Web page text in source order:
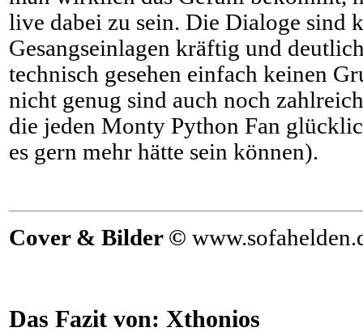
live dabei zu sein. Die Dialoge sind
Gesangseinlagen kräftig und
technisch gesehen einfach keinen
nicht genug sind auch noch
die jeden Monty Python Fan
es gern mehr hätte sein können).
Cover & Bilder ©
Das Fazit von: Xthonios